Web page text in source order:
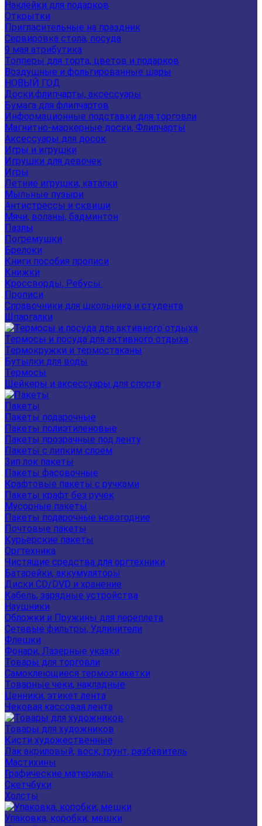
Наклейки для подарков
Открытки
Пригласительные на праздник
Сервировка стола, посуда
9 мая атрибутика
Топперы для торта, цветов и подарков
Воздушные и фольгированные шары
НОВЫЙ ГОД
Доски,флипчарты, аксессуары
Бумага для флипчартов
Информационные подставки для торговли
Магнитно-маркерные доски, Флипчарты
Аксессуары для досок
Игры и игрушки
Игрушки для девочек
Игры
Летние игрушки, каталки
Мыльные пузыри
Антистрессы и сквиши
Мячи, воланы, бадминтон
Пазлы
Погремушки
Брелоки
Книги пособия прописи
Книжки
Кроссворды, Ребусы.
Прописи
Справочники для школьника и студента
Шпаргалки
Термосы и посуда для активного отдыха
Термокружки и термостаканы
Бутылки для воды
Термосы
Шейкеры и аксессуары для спорта
Пакеты
Пакеты подарочные
Пакеты полиэтиленовые
Пакеты прозрачные под ленту
Пакеты с липким слоем
Зип лок пакеты
Пакеты фасовочные
Крафтовые пакеты с ручками
Пакеты крафт без ручек
Мусорные пакеты
Пакеты подарочные новогодние
Почтовые пакеты
Курьерские пакеты
Оргтехника
Чистящие средства для оргтехники
Батарейки, аккумуляторы
Диски CD/DVD и хранение
Кабель, зарядные устройства
Наушники
Обложки и Пружины для переплета
Сетевые фильтры, Удлинители
Флешки
Фонари, Лазерные указки
Товары для торговли
Самоклеющиеся термоэтикетки
Товарные чеки, накладные
Ценники, этикет лента
Чековая кассовая лента
Товары для художников
Кисти художественные
Лак акриловый, воск, грунт, разбавитель
Мастихины
Графические материалы
Скетчбуки
Холсты
Упаковка, коробки, мешки